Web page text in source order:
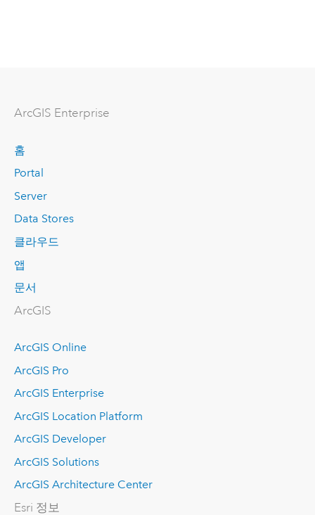
ArcGIS Enterprise
홈
Portal
Server
Data Stores
클라우드
앱
문서
ArcGIS
ArcGIS Online
ArcGIS Pro
ArcGIS Enterprise
ArcGIS Location Platform
ArcGIS Developer
ArcGIS Solutions
ArcGIS Architecture Center
Esri 정보